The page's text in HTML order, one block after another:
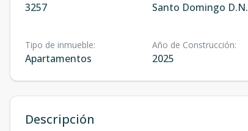
3257 Santo Domingo D.N.
Tipo de inmueble:
Apartamentos
Año de Construcción:
2025
Descripción